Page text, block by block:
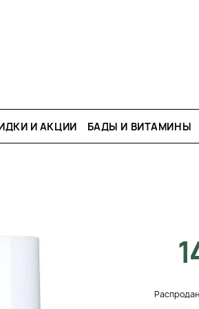
И АКЦИИ БАДЫ И ВИТАМИНЫ